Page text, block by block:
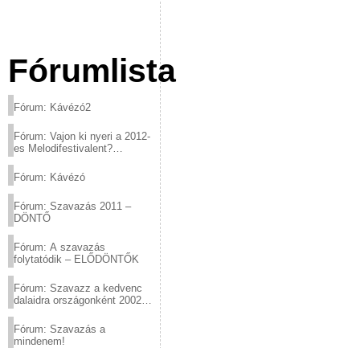
Fórumlista
Fórum: Kávézó2
Fórum: Vajon ki nyeri a 2012-
es Melodifestivalent?
Fórum: Kávézó
Fórum: Szavazás 2011 –
DÖNTŐ
Fórum: A szavazás
folytatódik – ELŐDÖNTŐK
Fórum: Szavazz a kedvenc
dalaidra országonként 2002
Fórum: Szavazás a
mindenem!